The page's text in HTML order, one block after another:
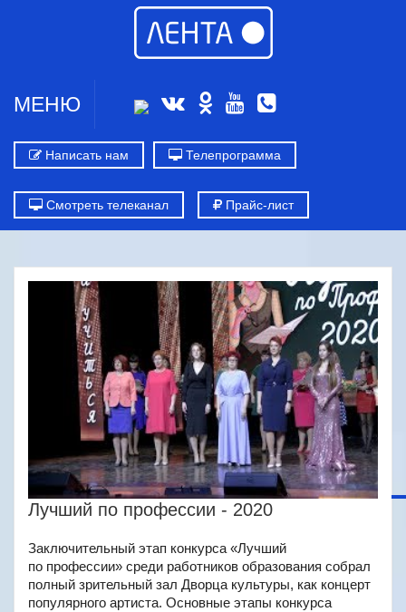
МЕНЮ
Написать нам Телепрограмма
Смотреть телеканал Прайс-лист
Лучший по профессии - 2020
Заключительный этап конкурса «Лучший
по профессии» среди работников образования собрал
полный зрительный зал Дворца культуры, как концерт
популярного артиста. Основные этапы конкурса